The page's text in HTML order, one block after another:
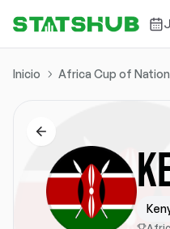
Inicio Africa Cup of